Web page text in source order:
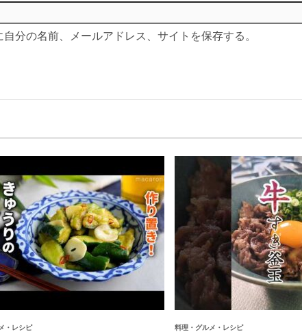
分の名前、メールアドレス、サイトを保存する。
・レシピ 料理・グルメ・レシピ